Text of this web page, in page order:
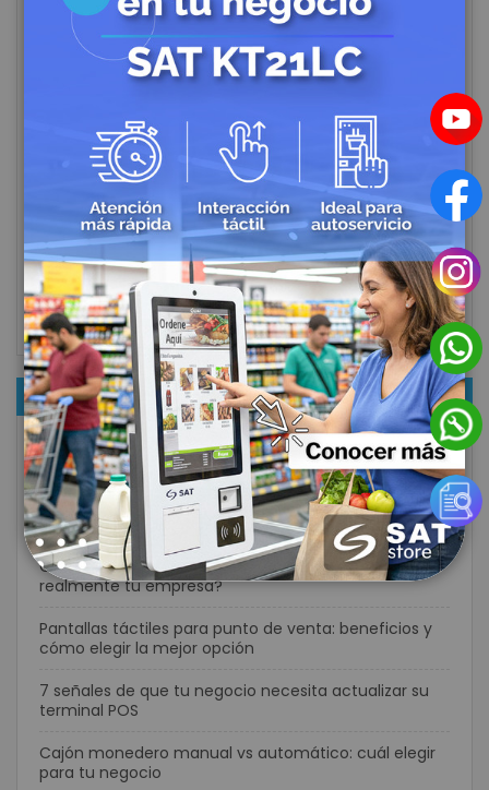
Fibra Optica
Redes Inalámbricas
Energía Solar
Perifericos POS
Casinos
Sector Textil
Hoteleria
NOTICIAS RECIENTES
¿Qué lector de códigos de barras necesita tu
negocio? Guía completa para elegir el modelo ideal
¿Lector de códigos inalámbrico o con cable? Guía
para elegir la mejor opción para tu negocio
Computador móvil vs smartphone: ¿cuál necesita
realmente tu empresa?
Pantallas táctiles para punto de venta: beneficios y
cómo elegir la mejor opción
7 señales de que tu negocio necesita actualizar su
terminal POS
Cajón monedero manual vs automático: cuál elegir
para tu negocio